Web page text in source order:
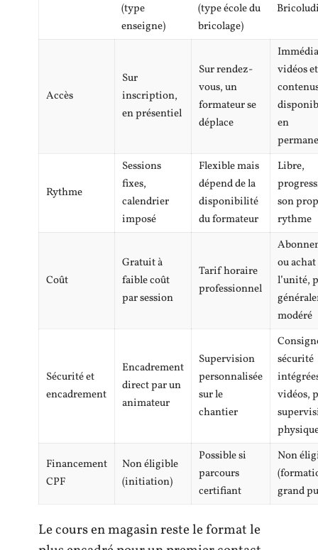
(type
enseigne)
(type école du
bricolage)
Accès
Sur
inscription,
en présentiel
Sur rendez-
vous, un
formateur se
déplace
vidéos et
en
Rythme
Sessions
fixes,
calendrier
imposé
Flexible mais
dépend de la
disponibilité
du formateur
Libre,
son
rythme
Coût
Gratuit à
faible coût
par session
Tarif horaire
professionnel
ou achat
l’unité,
modéré
Sécurité et
encadrement
Encadrement
direct par un
animateur
Supervision
personnalisée
sur le
chantier
sécurité
vidéos,
Financement
CPF
Non éligible
(initiation)
Possible si
parcours
certifiant
Non
grand
Le cours en magasin reste le format le